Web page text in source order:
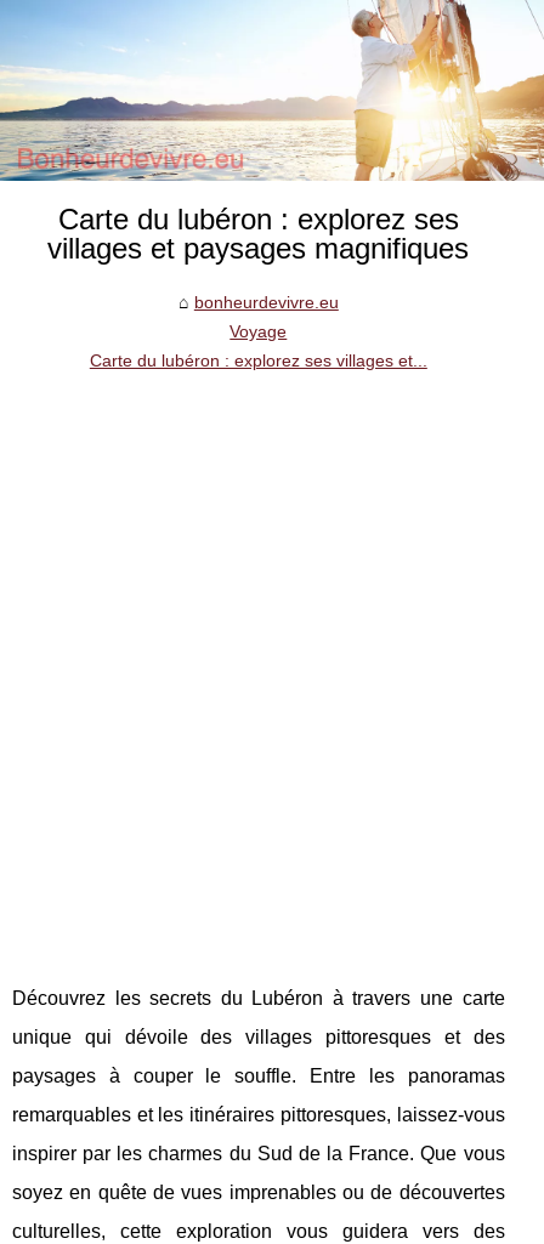
Carte du lubéron : explorez ses
villages et paysages magnifiques
bonheurdevivre.eu
Voyage
Carte du lubéron : explorez ses villages et...
Découvrez les secrets du Lubéron à travers une carte
unique qui dévoile des villages pittoresques et des
paysages à couper le souffle. Entre les panoramas
remarquables et les itinéraires pittoresques, laissez-vous
inspirer par les charmes du Sud de la France. Que vous
soyez en quête de vues imprenables ou de découvertes
culturelles, cette exploration vous guidera vers des